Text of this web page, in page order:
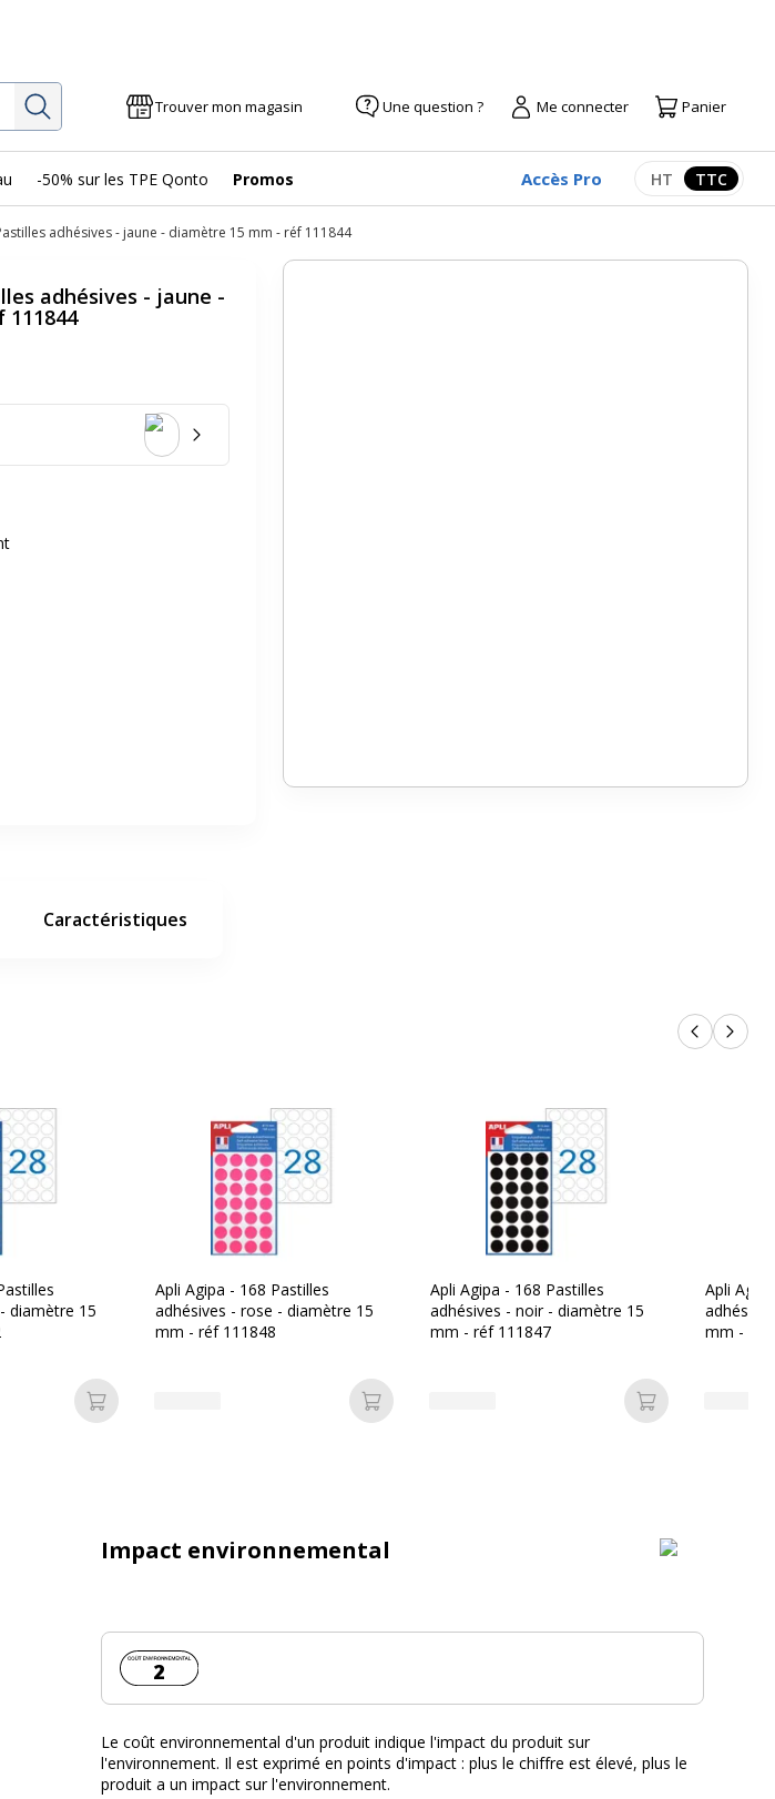
Rechercher Trouver mon magasin Une question ? Me connecter Panier
-50% sur les TPE Qonto Promos Accès Pro Afficher les
HT TTC
adhésives - jaune - diamètre 15 mm - réf 111844
adhésives - jaune -
:
Caractéristiques
Produits
diamètre 15
Ajouter au panier
Apli Agipa - 168 Pastilles
adhésives - rose - diamètre 15
mm - réf 111848
Ajouter au panier
Apli Agipa - 168 Pastilles
adhésives - noir - diamètre 15
mm - réf 111847
Ajouter au
Apli
mm - réf
Impact environnemental
Coût environnemental :
2
Le coût environnemental d'un produit indique l'impact du produit sur
l'environnement. Il est exprimé en points d'impact : plus le chiffre est élevé, plus le
produit a un impact sur l'environnement.